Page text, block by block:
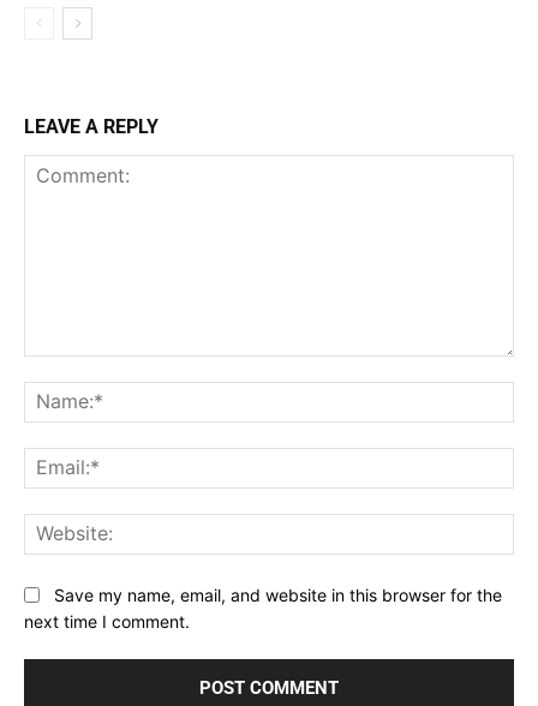
LEAVE A REPLY
Save my name, email, and website in this browser for the
next time I comment.